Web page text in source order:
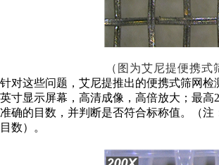
（ 图为艾尼提便携式
针对这些问题，艾尼提推出的便携式筛网检
英寸显示屏幕 ， 高清成像， 高倍放大；最高
准确的目数，并判断是否符合标称值。
（
目数）。